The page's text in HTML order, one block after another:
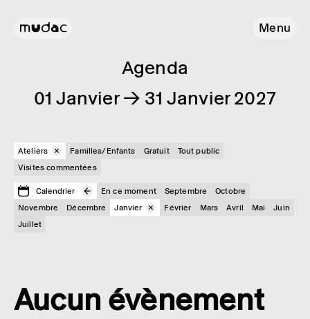
Menu
Agenda
01 Janvier → 31 Janvier 2027
Ateliers Familles/Enfants Gratuit
Tout public
Visites commentées
Calendrier En ce moment Septembre
Octobre
Novembre
Décembre Janvier Février Mars Avril Mai
Juin
Juillet
Aucun évènement